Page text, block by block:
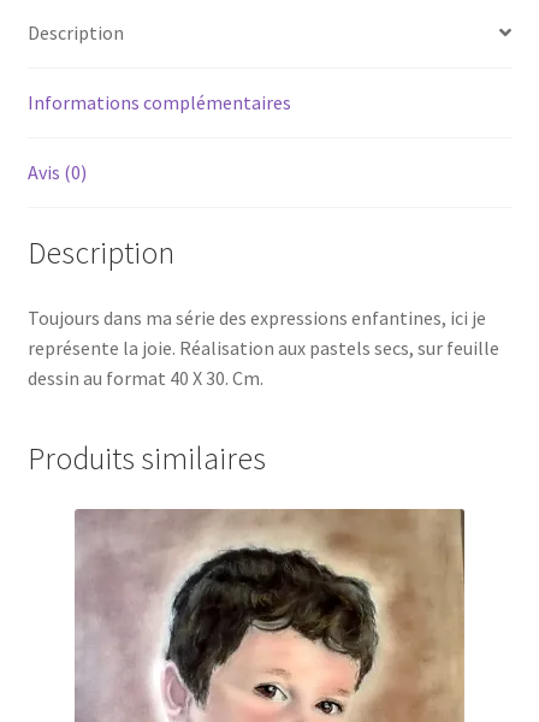
Description
Informations complémentaires
Avis (0)
Description
Toujours dans ma série des expressions enfantines, ici je
représente la joie. Réalisation aux pastels secs, sur feuille
dessin au format 40 X 30. Cm.
Produits similaires